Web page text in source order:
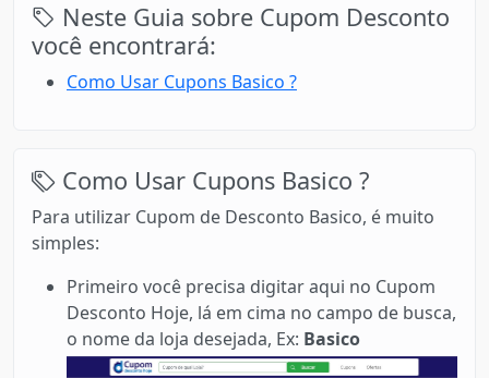
Neste Guia sobre Cupom Desconto
você encontrará:
Como Usar Cupons Basico ?
Como Usar Cupons Basico ?
Para utilizar Cupom de Desconto Basico, é muito
simples:
Primeiro você precisa digitar aqui no Cupom
Desconto Hoje, lá em cima no campo de busca,
o nome da loja desejada, Ex: Basico